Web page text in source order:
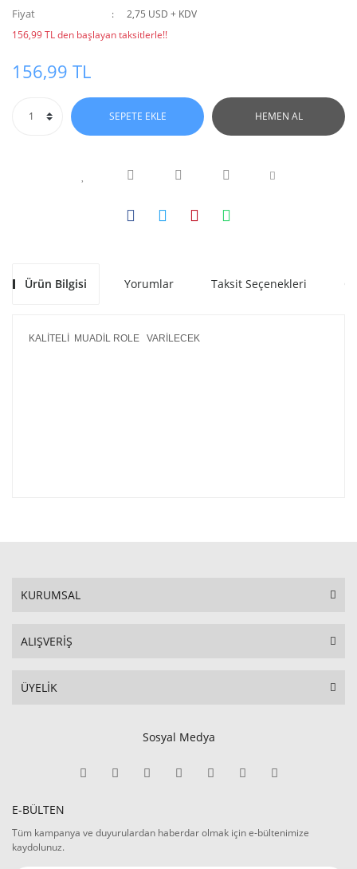
Fiyat
2,75 USD + KDV
156,99 TL den başlayan taksitlerle!!
156,99 TL
SEPETE EKLE HEMEN AL
Ürün Bilgisi Yorumlar Taksit Seçenekleri
KALİTELİ MUADİL ROLE VARİLECEK
KURUMSAL
ALIŞVERİŞ
ÜYELİK
Sosyal Medya
E-BÜLTEN
Tüm kampanya ve duyurulardan haberdar olmak için e-bültenimize
kaydolunuz.